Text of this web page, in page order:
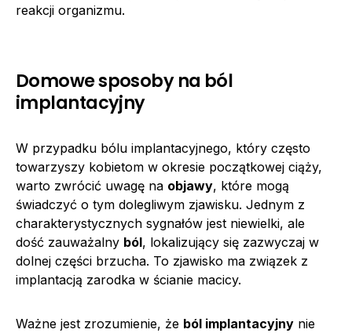
reakcji organizmu.
Domowe sposoby na ból
implantacyjny
W przypadku bólu implantacyjnego, który często
towarzyszy kobietom w okresie początkowej ciąży,
warto zwrócić uwagę na objawy, które mogą
świadczyć o tym dolegliwym zjawisku. Jednym z
charakterystycznych sygnałów jest niewielki, ale
dość zauważalny ból, lokalizujący się zazwyczaj w
dolnej części brzucha. To zjawisko ma związek z
implantacją zarodka w ścianie macicy.
Ważne jest zrozumienie, że ból implantacyjny nie